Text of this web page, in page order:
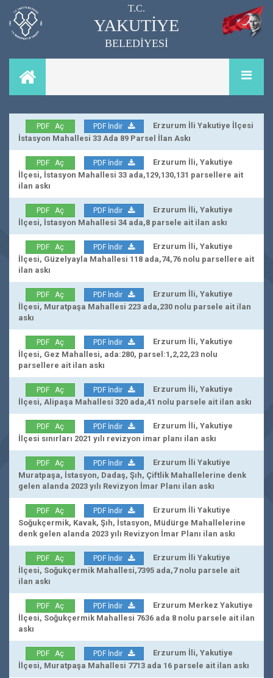
T.C.
YAKUTİYE
BELEDİYESİ
PDF Aç PDF İndir
Erzurum İli Yakutiye İlçesi
İstasyon Mahallesi 33 Ada 89 Parsel İlan Askı
PDF Aç PDF İndir
Erzurum İli, Yakutiye
İlçesi, İstasyon Mahallesi 33 ada,129,130,131 parsellere ait
ilan askı
PDF Aç PDF İndir
Erzurum İli, Yakutiye
İlçesi, İstasyon Mahallesi 34 ada,8 parsele ait ilan askı
PDF Aç PDF İndir
Erzurum İli, Yakutiye
İlçesi, Güzelyayla Mahallesi 118 ada,74,76 nolu parsellere ait
ilan askı
PDF Aç PDF İndir
Erzurum İli, Yakutiye
İlçesi, Muratpaşa Mahallesi 223 ada,230 nolu parsele ait ilan
askı
PDF Aç PDF İndir
Erzurum İli, Yakutiye
İlçesi, Gez Mahallesi, ada:280, parsel:1,2,22,23 nolu
parsellere ait ilan askı
PDF Aç PDF İndir
Erzurum İli, Yakutiye
İlçesi, Alipaşa Mahallesi 320 ada,41 nolu parsele ait ilan askı
PDF Aç PDF İndir
Erzurum İli, Yakutiye
İlçesi sınırları 2021 yılı revizyon imar planı ilan askı
PDF Aç PDF İndir
Erzurum İli Yakutiye
Muratpaşa, İstasyon, Dadaş, Şıh, Çiftlik Mahallelerine denk
gelen alanda 2023 yılı Revizyon İmar Planı ilan askı
PDF Aç PDF İndir
Erzurum İli Yakutiye
Soğukçermik, Kavak, Şıh, İstasyon, Müdürge Mahallelerine
denk gelen alanda 2023 yılı Revizyon İmar Planı ilan askı
PDF Aç PDF İndir
Erzurum İli Yakutiye
İlçesi, Soğukçermik Mahallesi,7395 ada,7 nolu parsele ait
ilan askı
PDF Aç PDF İndir
Erzurum Merkez Yakutiye
İlçesi, Soğukçermik Mahallesi 7636 ada 8 nolu parsele ait ilan
askı
PDF Aç PDF İndir
Erzurum İli, Yakutiye
İlçesi, Muratpaşa Mahallesi 7713 ada 16 parsele ait ilan askı